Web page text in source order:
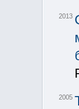
2013
2005